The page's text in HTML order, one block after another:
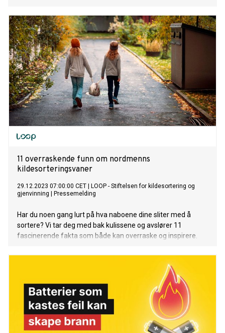
11 overraskende funn om nordmenns
kildesorteringsvaner
29.12.2023 07:00:00 CET
LOOP - Stiftelsen for kildesortering og
gjenvinning
Pressemelding
Har du noen gang lurt på hva naboene dine sliter med å
sortere? Vi tar deg med bak kulissene og avslører 11
fascinerende fakta som både kan overraske og inspirere.